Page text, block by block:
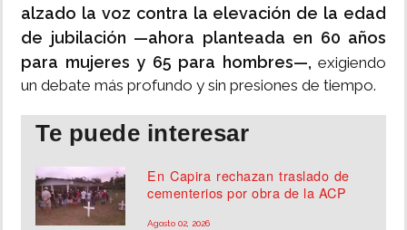
alzado la voz contra la elevación de la edad
de jubilación —ahora planteada en 60 años
para mujeres y 65 para hombres—, exigiendo
un debate más profundo y sin presiones de tiempo.
Te puede interesar
En Capira rechazan traslado de
cementerios por obra de la ACP
Agosto 02, 2026